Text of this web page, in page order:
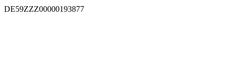
DE59ZZZ00000193877